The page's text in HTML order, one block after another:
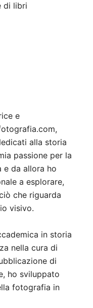
di libri
e
alla storia
passione per la
da allora ho
a esplorare,
che riguarda
visivo.
in storia
nella cura di
di
ho sviluppato
fotografia in